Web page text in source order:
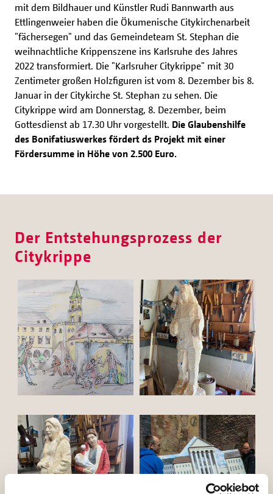
mit dem Bildhauer und Künstler Rudi Bannwarth aus
Ettlingenweier haben die Ökumenische Citykirchenarbeit
"fächersegen" und das Gemeindeteam St. Stephan die
weihnachtliche Krippenszene ins Karlsruhe des Jahres
2022 transformiert. Die "Karlsruher Citykrippe" mit 30
Zentimeter großen Holzfiguren ist vom 8. Dezember bis 8.
Januar in der Citykirche St. Stephan zu sehen. Die
Citykrippe wird am Donnerstag, 8. Dezember, beim
Gottesdienst ab 17.30 Uhr vorgestellt. Die Glaubenshilfe
des Bonifatiuswerkes fördert ds Projekt mit einer
Fördersumme in Höhe von 2.500 Euro.
Der Entstehungsprozess der
Citykrippe